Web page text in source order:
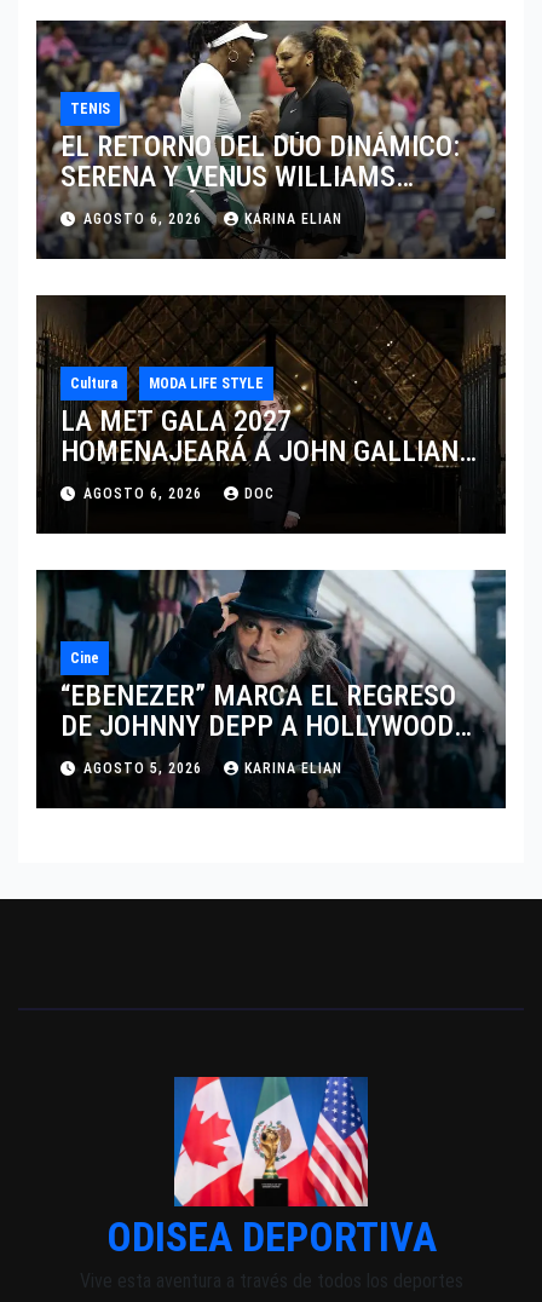
TENIS
EL RETORNO DEL DÚO DINÁMICO:
SERENA Y VENUS WILLIAMS
DISPUTARÁN LOS DOBLES EN
CINCINNATI 2026
AGOSTO 6, 2026 KARINA ELIAN
Cultura MODA LIFE STYLE
LA MET GALA 2027
HOMENAJEARÁ A JOHN GALLIANO
MARCANDO EL REGRESO DEL REY
DEL DRAMATISMO
AGOSTO 6, 2026 DOC
Cine
“EBENEZER” MARCA EL REGRESO
DE JOHNNY DEPP A HOLLYWOOD
TRAS SU PASO POR EL CINE
INDEPENDIENTE EUROPEO
AGOSTO 5, 2026 KARINA ELIAN
ODISEA DEPORTIVA
Vive esta aventura a través de todos los deportes